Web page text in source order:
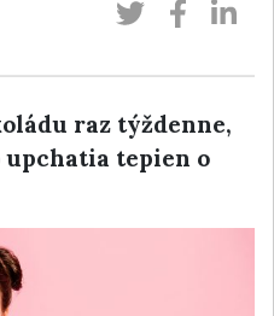
raz týždenne,
tepien o